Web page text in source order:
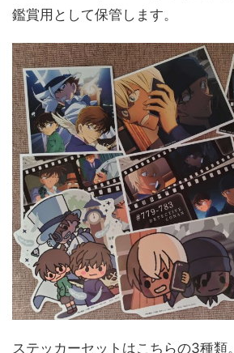
鑑賞用として保管します。
ステッカーセットはこちらの3種類。